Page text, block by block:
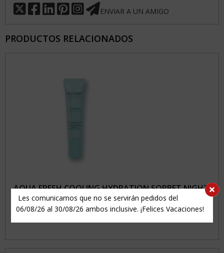
Les comunicamos que no se servirán pedidos del
06/08/26 al 30/08/26 ambos inclusive. ¡Felices Vacaciones!
ENVIAR A UN AMIGO
PRODUCTOS RELACIONADOS
AQUA FRESH COOLING HYDRATION SORBET NIGHT
EYE MASK